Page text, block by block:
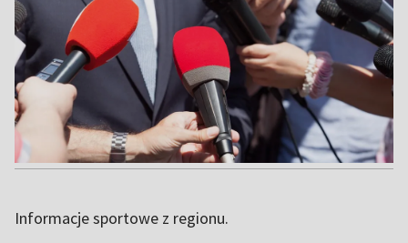
Informacje sportowe z regionu.